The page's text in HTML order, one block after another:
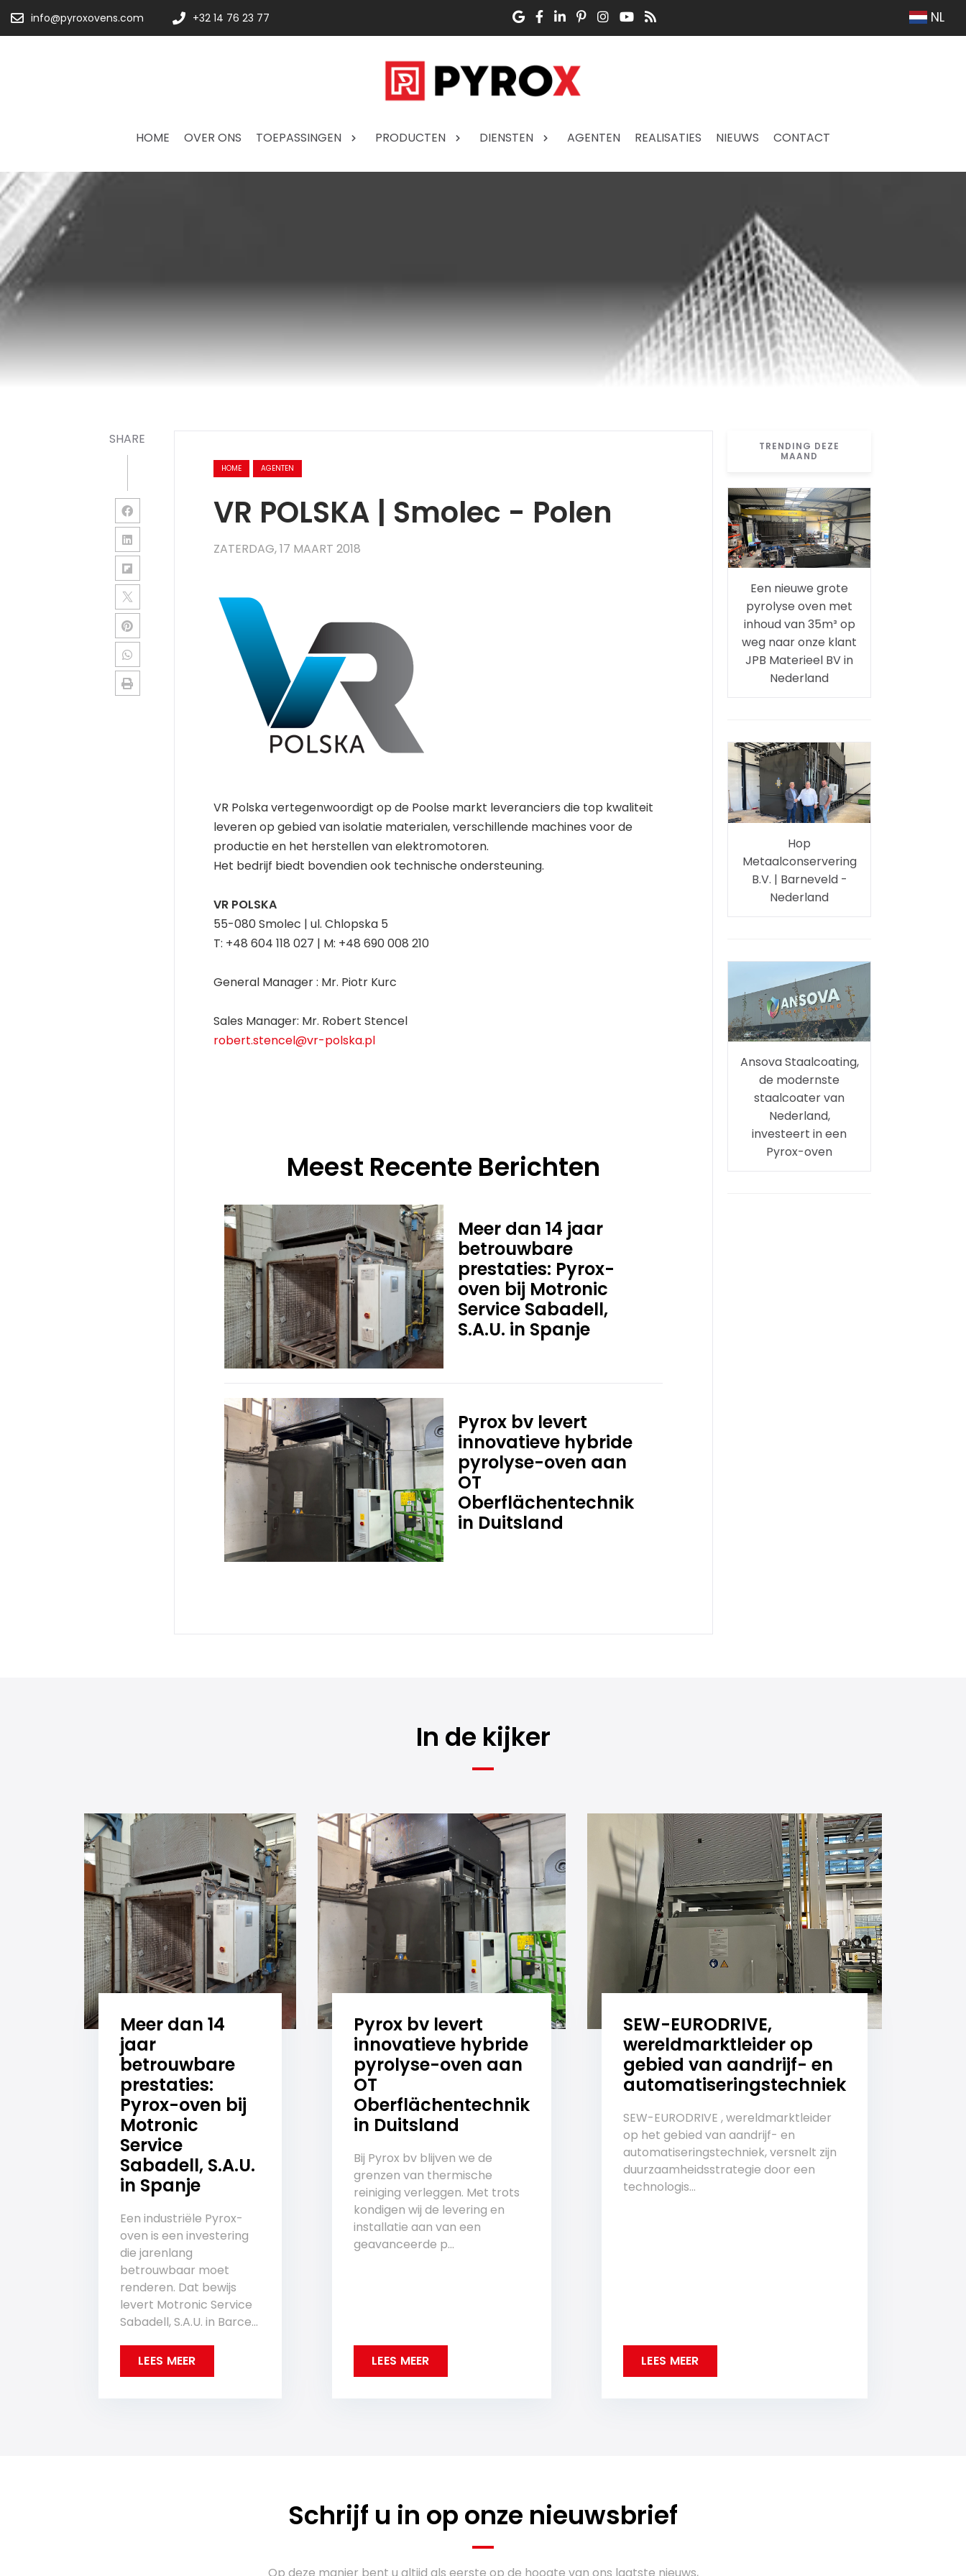
info@pyroxovens.com +32 14 76 23 77 NL
HOME OVER ONS TOEPASSINGEN PRODUCTEN DIENSTEN AGENTEN REALISATIES NIEUWS CONTACT
SHARE
HOME AGENTEN
VR POLSKA | Smolec - Polen
ZATERDAG, 17 MAART 2018
VR Polska vertegenwoordigt op de Poolse markt leveranciers die top kwaliteit
leveren op gebied van isolatie materialen, verschillende machines voor de
productie en het herstellen van elektromotoren.
Het bedrijf biedt bovendien ook technische ondersteuning.
VR POLSKA
55-080 Smolec | ul. Chlopska 5
T: +48 604 118 027 | M: +48 690 008 210
General Manager : Mr. Piotr Kurc
Sales Manager: Mr. Robert Stencel
robert.stencel@vr-polska.pl
Meest Recente Berichten
Meer dan 14 jaar
betrouwbare
prestaties: Pyrox-
oven bij Motronic
Service Sabadell,
S.A.U. in Spanje
Pyrox bv levert
innovatieve hybride
pyrolyse-oven aan
OT
Oberflächentechnik
in Duitsland
TRENDING DEZE
MAAND
Een nieuwe grote
pyrolyse oven met
inhoud van 35m³ op
weg naar onze klant
JPB Materieel BV in
Nederland
Hop
Metaalconservering
B.V. | Barneveld -
Nederland
Ansova Staalcoating,
de modernste
staalcoater van
Nederland,
investeert in een
Pyrox-oven
In de kijker
Meer dan 14
jaar
betrouwbare
prestaties:
Pyrox-oven bij
Motronic
Service
Sabadell, S.A.U.
in Spanje
Een industriële Pyrox-
oven is een investering
die jarenlang
betrouwbaar moet
renderen. Dat bewijs
levert Motronic Service
Sabadell, S.A.U. in Barce...
LEES MEER
Pyrox bv levert
innovatieve hybride
pyrolyse-oven aan
OT
Oberflächentechnik
in Duitsland
Bij Pyrox bv blijven we de
grenzen van thermische
reiniging verleggen. Met trots
kondigen wij de levering en
installatie aan van een
geavanceerde p...
LEES MEER
SEW-EURODRIVE,
wereldmarktleider op
gebied van aandrijf- en
automatiseringstechniek
SEW-EURODRIVE , wereldmarktleider
op het gebied van aandrijf- en
automatiseringstechniek, versnelt zijn
duurzaamheidsstrategie door een
technologis...
LEES MEER
Schrijf u in op onze nieuwsbrief
Op deze manier bent u altijd als eerste op de hoogte van ons laatste nieuws,